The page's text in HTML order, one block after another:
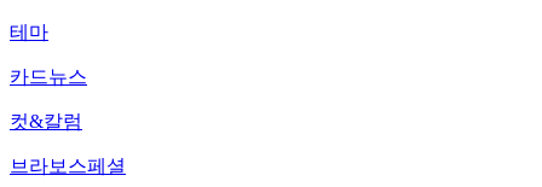
테마
카드뉴스
컷&칼럼
브라보스페셜